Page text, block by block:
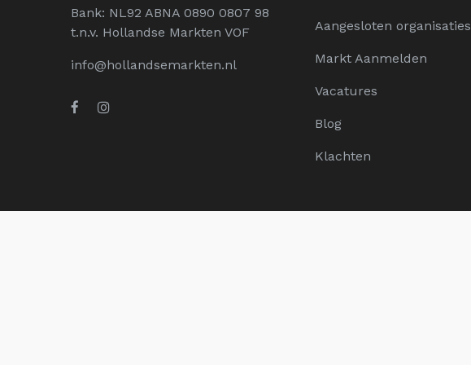
Bank: NL92 ABNA 0890 0807 98
t.n.v. Hollandse Markten VOF
info@hollandsemarkten.nl
Aangesloten organisaties
Markt Aanmelden
Vacatures
Blog
Klachten